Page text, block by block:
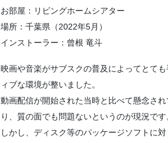
お部屋：リビングホームシアター
場所：千葉県（2022年5月）
インストーラー：曾根 竜斗
映画や音楽がサブスクの普及によってとて
ィブな環境が整いました。
動画配信が開始された当時と比べて懸念さ
り、質の面でも問題ないというのが現況です
しかし、ディスク等のパッケージソフトに